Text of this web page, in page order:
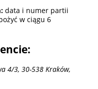
data i numer partii
w ciągu 6
4/3, 30-538 Kraków,